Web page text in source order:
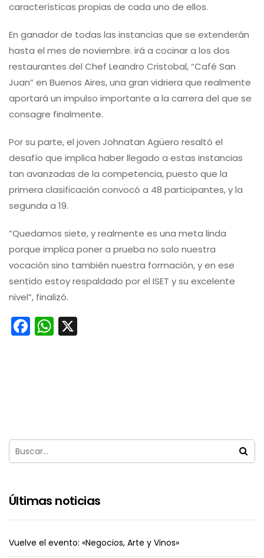
características propias de cada uno de ellos.
En ganador de todas las instancias que se extenderán
hasta el mes de noviembre. irá a cocinar a los dos
restaurantes del Chef Leandro Cristobal, “Café San
Juan” en Buenos Aires, una gran vidriera que realmente
aportará un impulso importante a la carrera del que se
consagre finalmente.
Por su parte, el joven Johnatan Agüero resaltó el
desafío que implica haber llegado a estas instancias
tan avanzadas de la competencia, puesto que la
primera clasificación convocó a 48 participantes, y la
segunda a 19.
“Quedamos siete, y realmente es una meta linda
porque implica poner a prueba no solo nuestra
vocación sino también nuestra formación, y en ese
sentido estoy respaldado por el ISET y su excelente
nivel”, finalizó.
Facebook
WhatsApp
Últimas noticias
Vuelve el evento: «Negocios, Arte y Vinos»